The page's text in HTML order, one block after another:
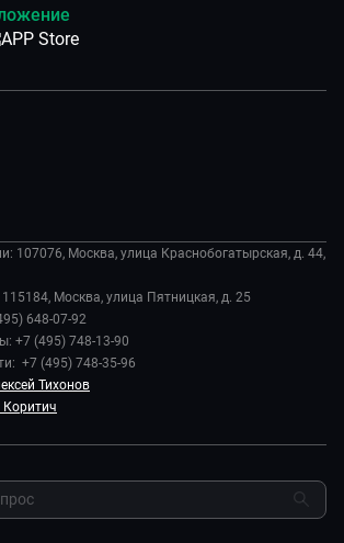
107076, Москва, улица Краснобогатырская, д. 44,
Москва, улица Пятницкая, д. 25
648-07-92
+7 (495) 748-13-90
+7 (495) 748-35-96
Тихонов
Коритич